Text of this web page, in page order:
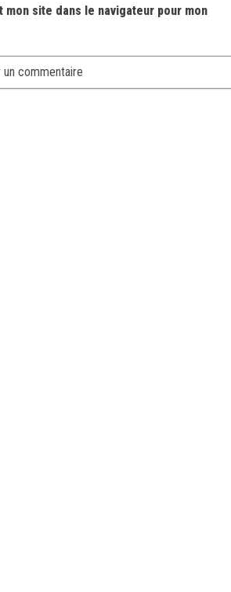
site dans le navigateur pour mon